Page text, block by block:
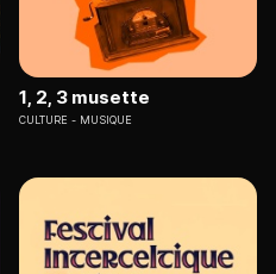
1, 2, 3 musette
CULTURE MUSIQUE